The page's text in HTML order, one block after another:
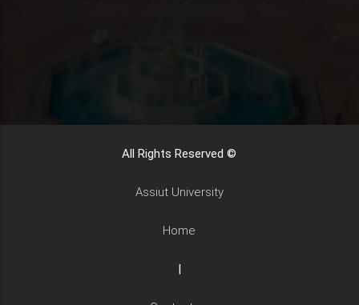
All Rights Reserved ©
Assiut University
Home
|